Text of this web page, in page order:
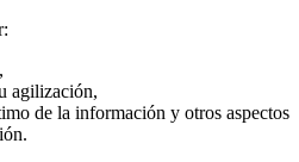
agilización,
de la información y otros aspectos